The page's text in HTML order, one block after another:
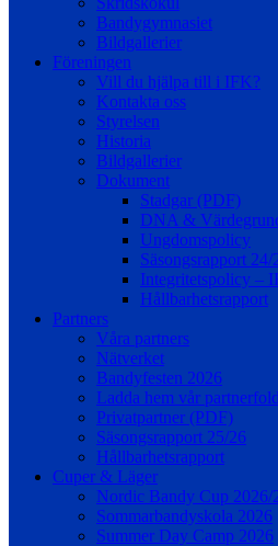
Bandygymnasiet
Bildgallerier
Föreningen
Vill du hjälpa till i IFK?
Kontakta oss
Styrelsen
Historia
Bildgallerier
Dokument
Stadgar (PDF)
DNA &
Ungdomspolicy
Säsongsrapport 24/
Integritetspolicy –
Hållbarhetsrapport
Partners
Våra partners
Nätverket
Bandyfesten 2026
Ladda hem vår
Privatpartner (PDF)
Säsongsrapport 25/26
Hållbarhetsrapport
Cuper & Läger
Nordic Bandy Cup 2026/
Sommarbandyskola 2026
Summer Day Camp 2026